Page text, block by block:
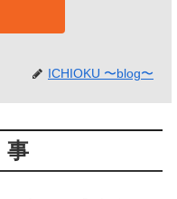
ICHIOKU 〜blog〜